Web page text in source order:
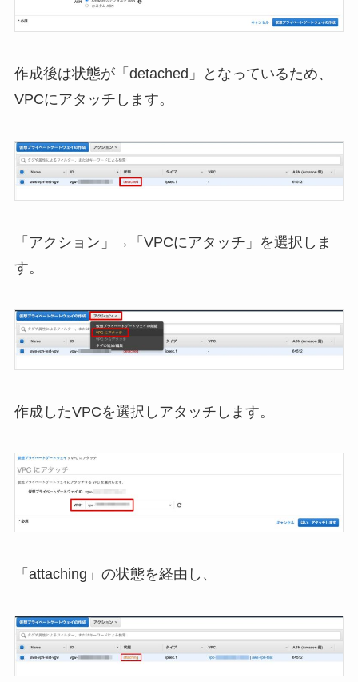
作成後は状態が「detached」となっているため、
VPCにアタッチします。
「アクション」→「VPCにアタッチ」を選択しま
す。
作成したVPCを選択しアタッチします。
「attaching」の状態を経由し、